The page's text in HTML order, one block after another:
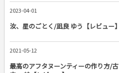
2023-04-01
汝、星のごとく/凪良 ゆう【レビュー】
2021-05-12
最高のアフタヌーンティーの作り方/古